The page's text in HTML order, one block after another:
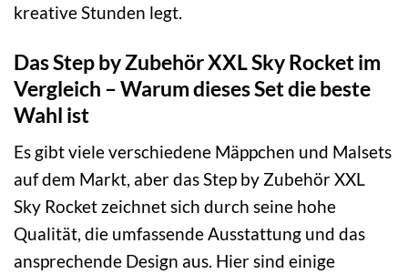
kreative Stunden legt.
Das Step by Zubehör XXL Sky Rocket im
Vergleich – Warum dieses Set die beste
Wahl ist
Es gibt viele verschiedene Mäppchen und Malsets
auf dem Markt, aber das Step by Zubehör XXL
Sky Rocket zeichnet sich durch seine hohe
Qualität, die umfassende Ausstattung und das
ansprechende Design aus. Hier sind einige